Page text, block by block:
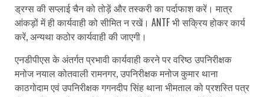
ड्रग्स की सप्लाई चैन को तोड़ें और तस्करी का पर्दाफाश करें। मात्र
आंकड़ों में ही कार्यवाही को सीमित न रखें। ANTF भी सक्रिय होकर कार्य
करें, अन्यथा कठोर कार्यवाही की जाएगी।
एनडीपीएस के अंतर्गत प्रभावी कार्यवाही करने पर वरिष्ठ उपनिरीक्षक
मनोज नयाल कोतवाली रामनगर, उपनिरीक्षक मनोज कुमार थाना
काठगोदाम एवं उपनिरीक्षक गगनदीप सिंह थाना भीमताल को प्रशस्ति पत्र